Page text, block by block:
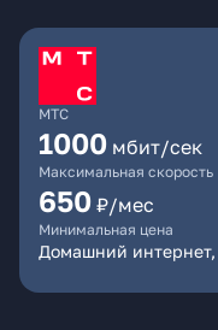
МТС
1000 мбит/сек
Максимальная скорость
650 ₽/мес
Минимальная цена
Домашний